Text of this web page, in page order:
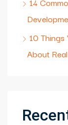
10 Things
About